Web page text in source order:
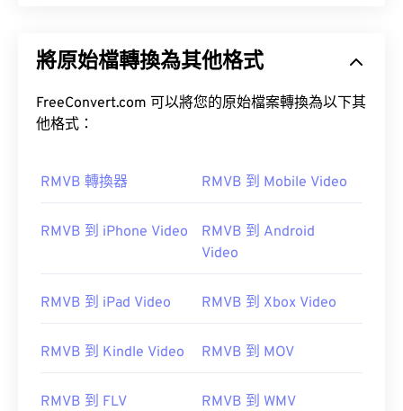
將原始檔轉換為其他格式
FreeConvert.com 可以將您的原始檔案轉換為以下其
他格式：
RMVB 轉換器 RMVB 到 Mobile Video
RMVB 到 iPhone Video
RMVB 到 Android
Video
RMVB 到 iPad Video RMVB 到 Xbox Video
RMVB 到 Kindle Video RMVB 到 MOV
RMVB 到 FLV RMVB 到 WMV